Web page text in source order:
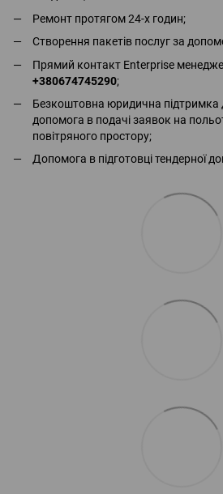
Ремонт протягом 24-х годин;
Створення пакетів послуг за
Прямий контакт Enterprise
+380674745290;
Безкоштовна юридична підтримка
допомога в подачі заявок на
повітряного простору;
Допомога в підготовці тендерної